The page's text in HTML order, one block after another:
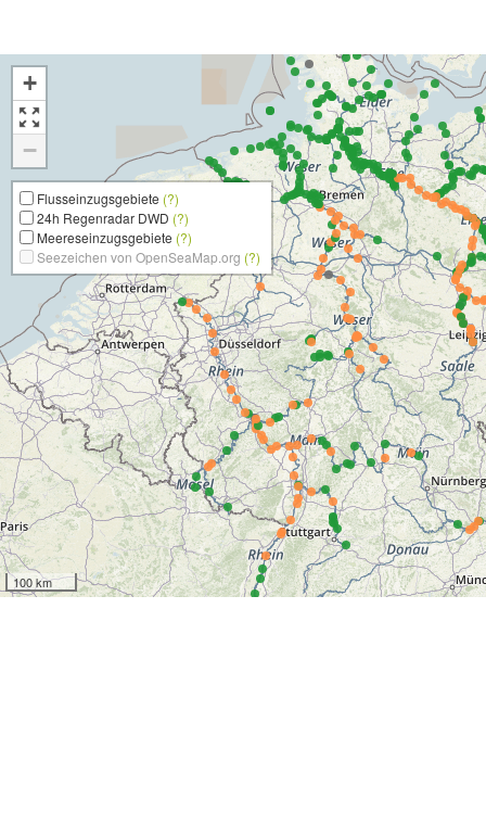
+
−
Flusseinzugsgebiete (?)
24h Regenradar DWD (?)
Meereseinzugsgebiete (?)
Seezeichen von OpenSeaMap.org (?)
100 km